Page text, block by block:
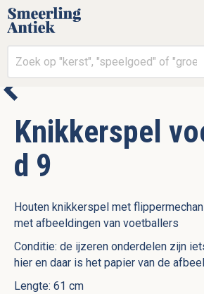
Knikkerspel
d 9
Houten knikkerspel met
met afbeeldingen van voetballers
Conditie: de ijzeren onderdelen zijn
hier en daar is het papier van de
Lengte: 61 cm